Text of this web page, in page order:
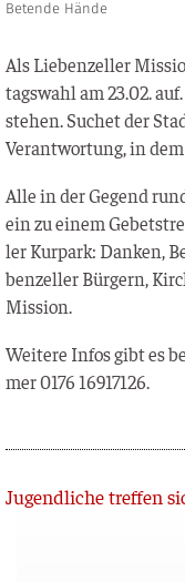
Betende Hände
Als Lie­ben­zel­ler
tags­wahl am 23.02.
ste­hen. Suchet der
Ver­ant­wor­tung, in
Alle in der Gegend
ein zu einem
ler Kur­park: Dan­ken,
ben­zel­ler Bür­gern,
Mission.
Wei­te­re Infos gibt es
mer 0176 16917126.
Zurück